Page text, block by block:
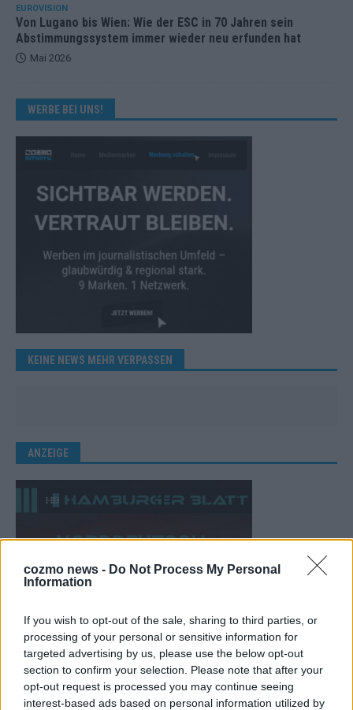
cozmo news - Do Not Process My Personal
Information
If you wish to opt-out of the sale, sharing to third parties, or
processing of your personal or sensitive information for
targeted advertising by us, please use the below opt-out
section to confirm your selection. Please note that after your
opt-out request is processed you may continue seeing
interest-based ads based on personal information utilized by
EUROVISION
Von Lugano bis Wien: Wie der ESC in 70 Jahren sein
Abstimmungssystem immer wieder neu erfunden hat
Mai 2026
WERBE BEI UNS!
KEINE NEWS MEHR VERPASSEN
ANZEIGE